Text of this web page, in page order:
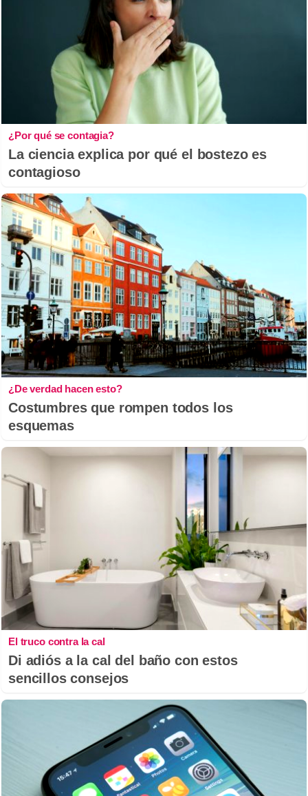
¿Por qué se contagia?
La ciencia explica por qué el bostezo es
contagioso
¿De verdad hacen esto?
Costumbres que rompen todos los
esquemas
El truco contra la cal
Di adiós a la cal del baño con estos
sencillos consejos